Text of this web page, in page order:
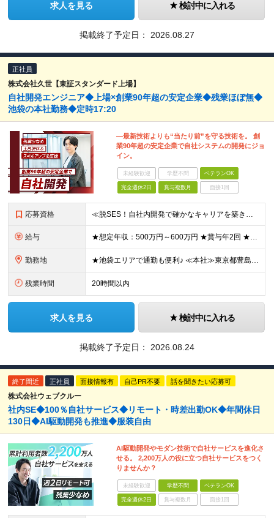
求人を見る 検討中に入れる
掲載終了予定日： 2026.08.27
正社員
株式会社久世【東証スタンダード上場】
自社開発エンジニア◆上場×創業90年超の安定企業◆残業ほぼ無◆
池袋の本社勤務◆定時17:20
―最新技術よりも“当たり前”を守る技術を。 創
業90年超の安定企業で自社システムの開発にジョ
イン。
未経験歓迎 学歴不問 ベテランOK
完全週休2日 賞与複数月 面接1回
応募資格 ≪脱SES！自社内開発で確かなキャリアを築きませんか？≫ ◆第二新卒歓迎 ◆何らかの開発経験をお持ちの方 ◆大卒以上またはIT系の専門学校卒以上 ≪こんな方にピッタリ≫ ◎安定した環境で無理なく・長
給与 ★想定年収：500万円～600万円 ★賞与年2回 ★各種手当が充実！ ┗ライフステージ手当（一律30,000円） 年代によって変化する生活スタイルに合わせて住宅や家族のために自己啓発などに充てていただ
勤務地 ★池袋エリアで通勤も便利♪ ≪本社≫東京都豊島区東池袋2-29-7 ※（変更の範囲）上記を除く当社関連勤務地
残業時間 20時間以内
求人を見る 検討中に入れる
掲載終了予定日： 2026.08.24
終了間近 正社員 面接情報有 自己PR不要 話を聞きたい応募可
株式会社ウェブクルー
社内SE◆100％自社サービス◆リモート・時差出勤OK◆年間休日
130日◆AI駆動開発も推進◆服装自由
AI駆動開発やモダン技術で自社サービスを進化さ
せる。 2,200万人の役に立つ自社サービスをつく
りませんか？
未経験歓迎 学歴不問 ベテランOK
完全週休2日 賞与複数月 面接1回